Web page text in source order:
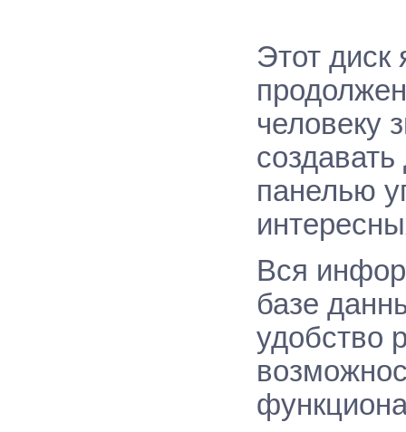
Этот диск
человеку
панелью
Вся
базе
удобство